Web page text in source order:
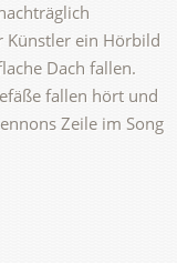
Künstler ein Hörbild
Dach fallen.
fallen hört und
Zeile im Song